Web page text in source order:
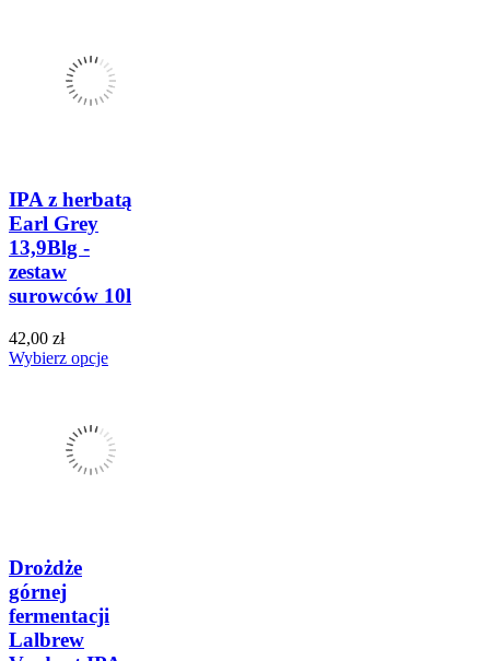
IPA z herbatą
Earl Grey
13,9Blg -
zestaw
surowców 10l
42,00 zł
Wybierz opcje
Drożdże
górnej
fermentacji
Lalbrew